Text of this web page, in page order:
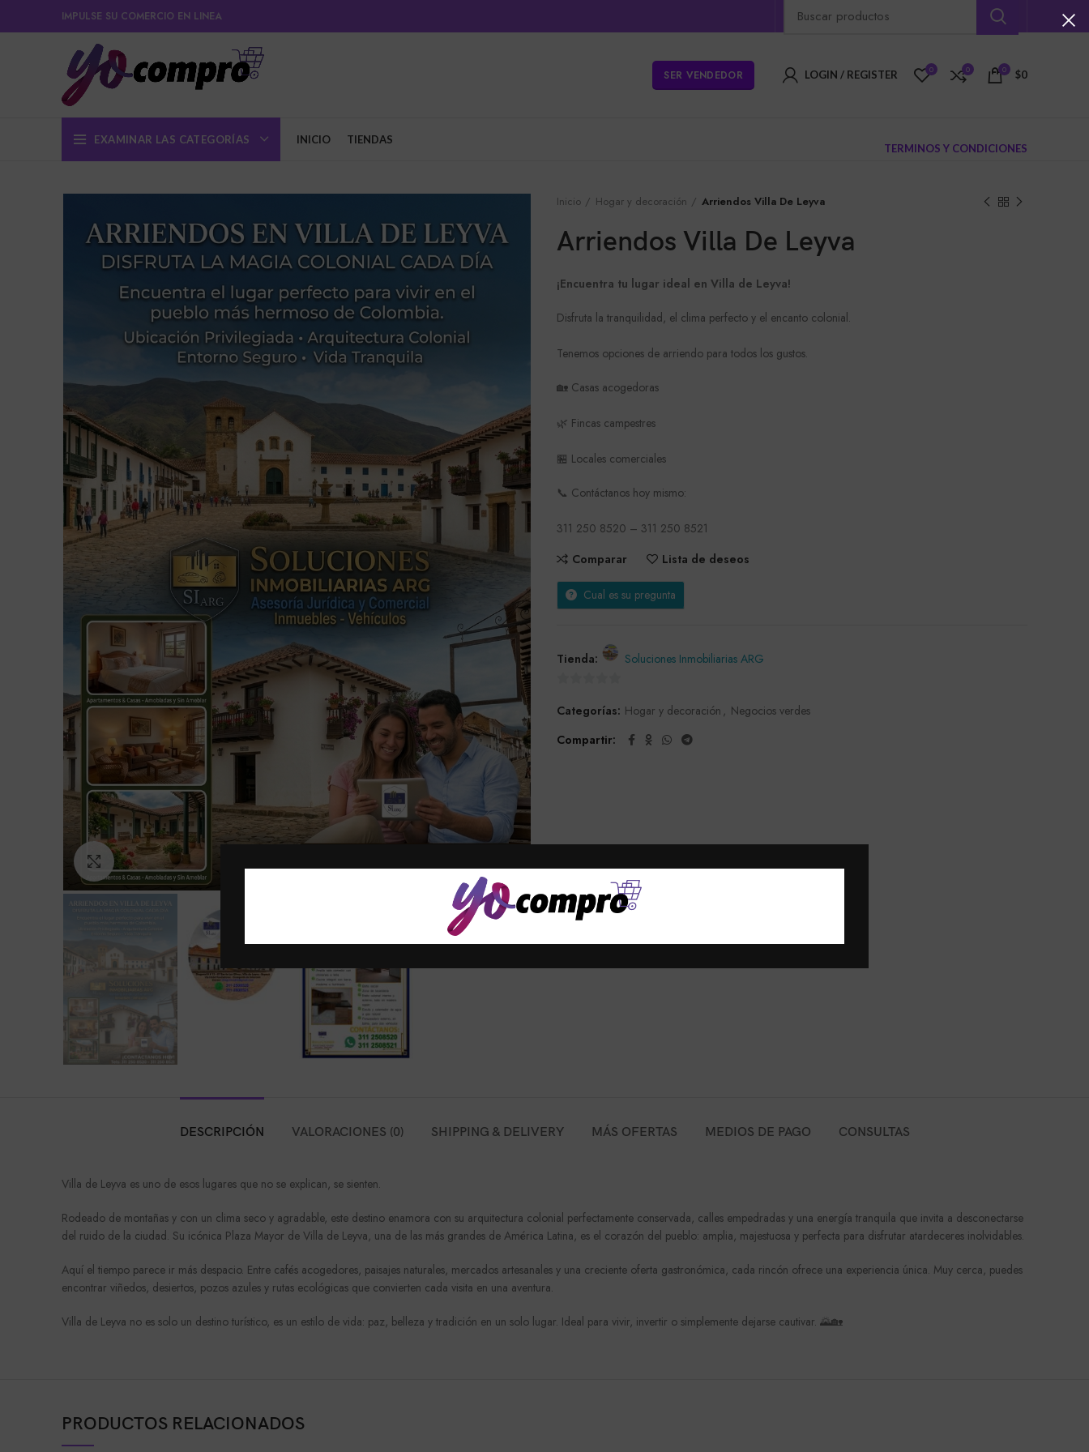
IMPULSE SU COMERCIO EN LINEA
SER VENDEDOR LOGIN / REGISTER 0 0 0 $0
EXAMINAR LAS CATEGORÍAS INICIO TIENDAS
TERMINOS Y CONDICIONES
Click to enlarge
Inicio Hogar y decoración Arriendos Villa De Leyva
Arriendos Villa De Leyva
¡Encuentra tu lugar ideal en Villa de Leyva!
Disfruta la tranquilidad, el clima perfecto y el encanto colonial.
Tenemos opciones de arriendo para todos los gustos.
🏡 Casas acogedoras
🌿 Fincas campestres
🏪 Locales comerciales
📞 Contáctanos hoy mismo:
311 250 8520 – 311 250 8521
Comparar
Lista de deseos
Cual es su pregunta
Tienda: Soluciones Inmobiliarias ARG
de
Categorías: Hogar y decoración , Negocios verdes
Compartir
DESCRIPCIÓN VALORACIONES (0) SHIPPING & DELIVERY MÁS OFERTAS MEDIOS DE PAGO CONSULTAS
Villa de Leyva es uno de esos lugares que no se explican, se sienten.
Rodeado de montañas y con un clima seco y agradable, este destino enamora con su arquitectura colonial perfectamente conservada, calles empedradas y una energía tranquila que invita a desconectarse
del ruido de la ciudad. Su icónica Plaza Mayor de Villa de Leyva, una de las más grandes de América Latina, es el corazón del pueblo: amplia, majestuosa y perfecta para disfrutar atardeceres inolvidables.
Aquí el tiempo parece ir más despacio. Entre cafés acogedores, paisajes naturales, mercados artesanales y una creciente oferta gastronómica, cada rincón ofrece una experiencia única. Muy cerca, puedes
encontrar viñedos, desiertos, pozos azules y rutas ecológicas que convierten cada visita en una aventura.
Villa de Leyva no es solo un destino turístico, es un estilo de vida: paz, belleza y tradición en un solo lugar. Ideal para vivir, invertir o simplemente dejarse cautivar. 🌄🏡
PRODUCTOS RELACIONADOS